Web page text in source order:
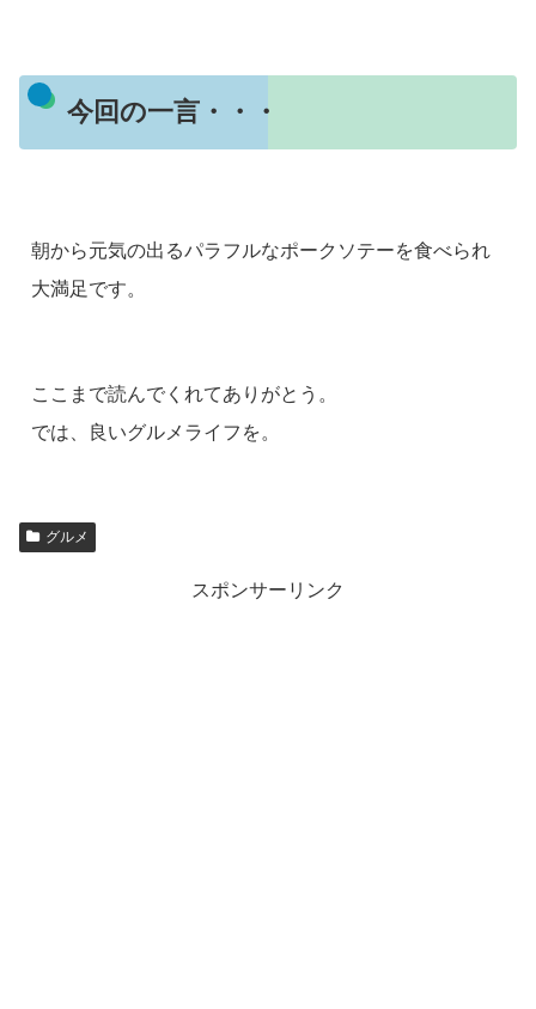
今回の一言・・・
朝から元気の出るパラフルなポークソテーを食べられ
大満足です。
ここまで読んでくれてありがとう。
では、良いグルメライフを。
グルメ
スポンサーリンク